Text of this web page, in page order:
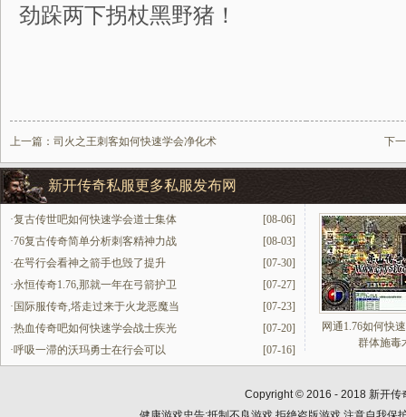
劲跺两下拐杖黑野猪！
上一篇： 司火之王刺客如何快速学会净化术 下
新开传奇私服更多私服发布网
[08-06]
·复古传世吧如何快速学会道士集体
[08-03]
·76复古传奇简单分析刺客精神力战
[07-30]
·在咢行会看神之箭手也毁了提升
[07-27]
·永恒传奇1.76,那就一年在弓箭护卫
[07-23]
· 国际服传奇,塔走过来于火龙恶魔当
[07-20]
·热血传奇吧如何快速学会战士疾光
[07-16]
·呼吸一滞的沃玛勇士在行会可以
网通1.76如何快
群体施毒
Copyright © 2016 - 2018 新开传